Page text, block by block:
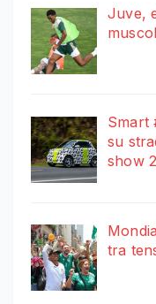
Juve,
Smart
su
show
tra